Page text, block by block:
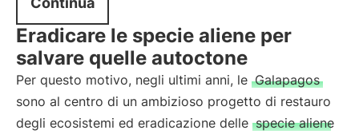
Eradicare le specie aliene per
salvare quelle autoctone
Per questo motivo, negli ultimi anni, le Galapagos
sono al centro di un ambizioso progetto di restauro
degli ecosistemi ed eradicazione delle specie aliene